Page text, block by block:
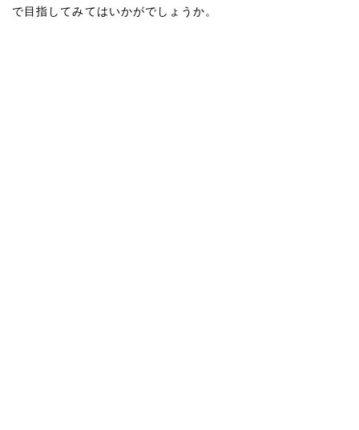
で目指してみてはいかがでしょうか。